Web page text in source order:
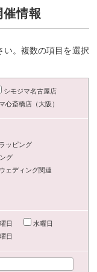
情報
い。複数の項目を選択
シモジマ名古屋店
心斎橋店（大阪）
ラッピング
グ
ウェディング関連
日
水曜日
日